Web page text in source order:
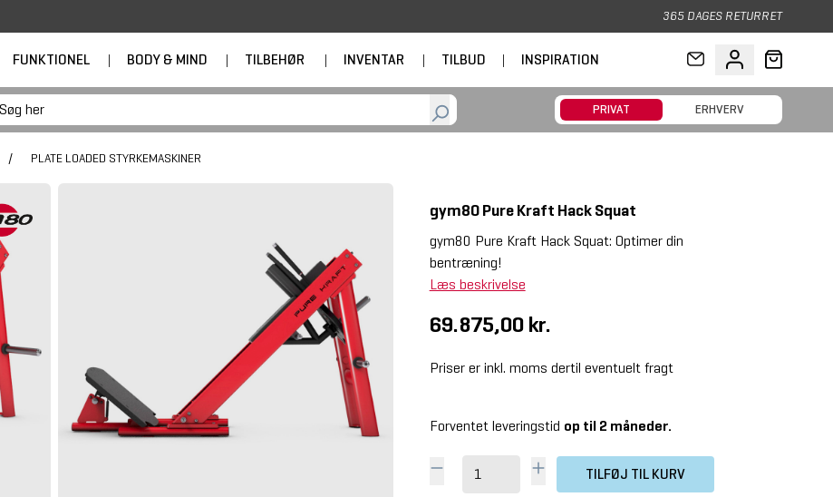
365 DAGES RETURRET
FUNKTIONEL | BODY & MIND | TILBEHØR | INVENTAR | TILBUD | INSPIRATION
PRIVAT ERHVERV
/ PLATE LOADED STYRKEMASKINER
gym80 Pure Kraft Hack Squat
gym80 Pure Kraft Hack Squat: Optimer din
bentræning!
Læs beskrivelse
69.875,00 kr.
Priser er inkl. moms dertil eventuelt fragt
Forventet leveringstid op til 2 måneder.
TILFØJ TIL KURV